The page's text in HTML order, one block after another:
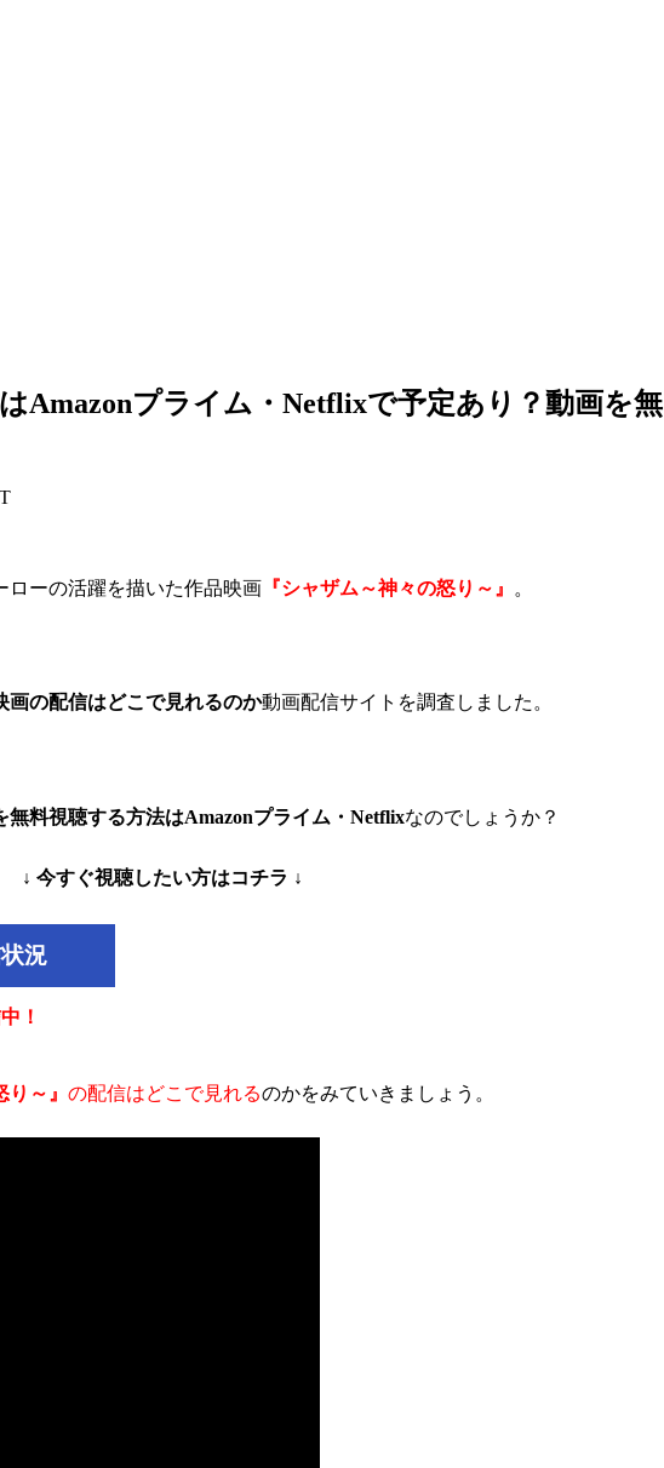
Amazonプライム・Netflixで予定あり？動画を無
ローの活躍を描いた作品映画 『シャザム～神々の怒り～』 。
画の配信はどこで見れるのか動画配信サイトを調査しました。
無料視聴する方法はAmazonプライム・Netflixなのでしょうか？
↓ 今すぐ視聴したい方はコチラ ↓
況
！
～』 の配信はどこで見れるのかをみていきましょう。